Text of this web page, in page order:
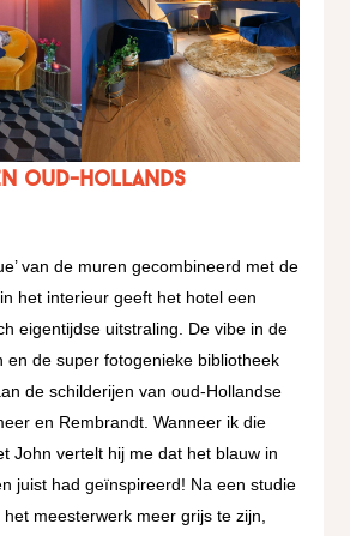
oud-Hollands
van de muren gecombineerd met de
het interieur geeft het hotel een
eigentijdse uitstraling. De vibe in de
en de super fotogenieke bibliotheek
de schilderijen van oud-Hollandse
en Rembrandt. Wanneer ik die
John vertelt hij me dat het blauw in
juist had geïnspireerd! Na een studie
meesterwerk meer grijs te zijn,